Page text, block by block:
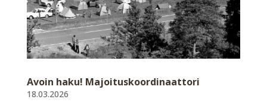
Avoin haku! Majoituskoordinaattori
18.03.2026